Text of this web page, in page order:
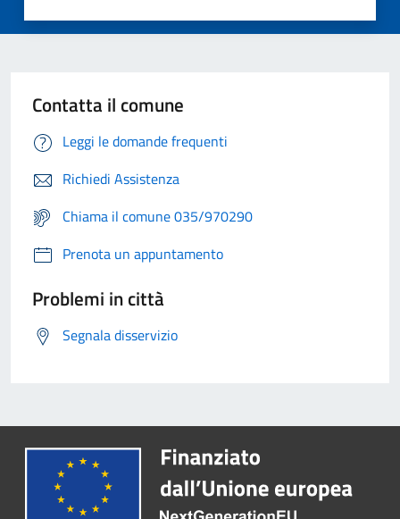
Contatta il comune
Leggi le domande frequenti
Richiedi Assistenza
Chiama il comune 035/970290
Prenota un appuntamento
Problemi in città
Segnala disservizio